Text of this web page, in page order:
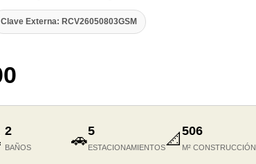
Clave Externa: RCV26050803GSM
2
BAÑOS 🚗5
ESTACIONAMIENTOS📐506
M² CONSTRUCCIÓN